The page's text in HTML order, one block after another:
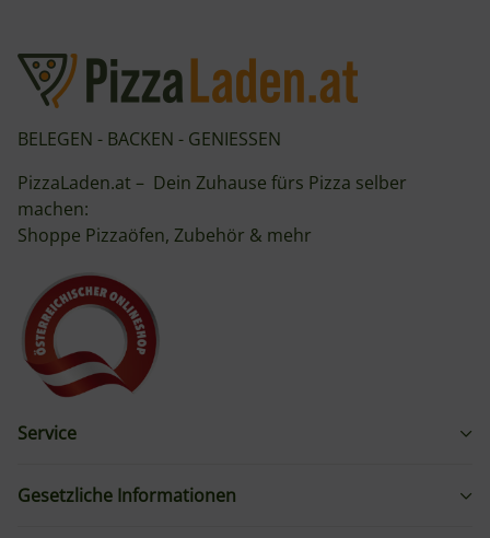
BELEGEN - BACKEN - GENIESSEN
PizzaLaden.at – Dein Zuhause fürs Pizza selber
machen:
Shoppe Pizzaöfen, Zubehör & mehr
Service
Gesetzliche Informationen